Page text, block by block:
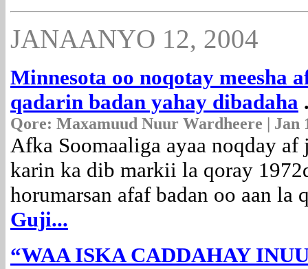
JANAANYO 12, 2004
Minnesota oo noqotay meesha
qadarin badan yahay dibadaha
Qore: Maxamuud Nuur Wardheere | Jan
Afka Soomaaliga ayaa noqday
karin ka dib markii la qoray
horumarsan afaf badan oo aan la
Guji...
“WAA ISKA CADDAHAY